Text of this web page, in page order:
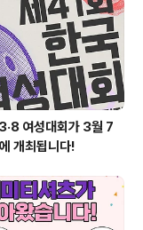
여성대회가 3월 7
개최됩니다!